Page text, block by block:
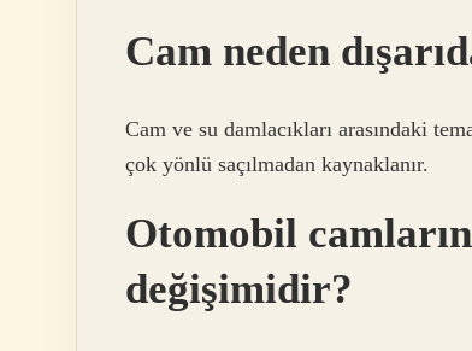
Cam neden
Cam ve su damlacıkları arasındaki
çok yönlü saçılmadan kaynaklanır.
Otomobil
değişimidir?